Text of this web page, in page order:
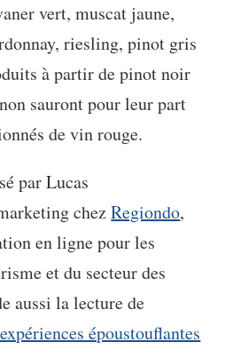
vert, muscat jaune,
riesling, pinot gris
à partir de pinot noir
sauront pour leur part
de vin rouge.
par Lucas
chezRegiondo,
en ligne pour les
et du secteur des
aussi la lecture de
époustouflantes